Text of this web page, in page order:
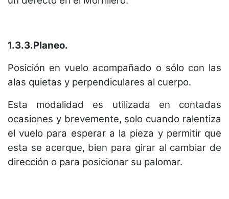
1.3.3.Planeo.
Posición en vuelo acompañado o sólo con las
alas quietas y perpendiculares al cuerpo.
Esta modalidad es utilizada en contadas
ocasiones y brevemente, solo cuando ralentiza
el vuelo para esperar a la pieza y permitir que
esta se acerque, bien para girar al cambiar de
dirección o para posicionar su palomar.